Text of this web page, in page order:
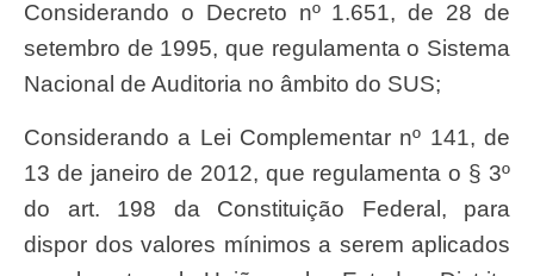
Considerando o Decreto nº 1.651, de 28 de
setembro de 1995, que regulamenta o Sistema
Nacional de Auditoria no âmbito do SUS;
Considerando a Lei Complementar nº 141, de
13 de janeiro de 2012, que regulamenta o § 3º
do art. 198 da Constituição Federal, para
dispor dos valores mínimos a serem aplicados